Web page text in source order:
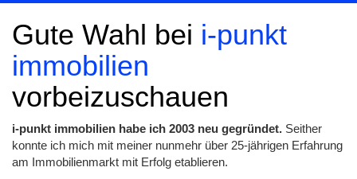
Gute Wahl bei i-punkt
immobilien
vorbeizuschauen
i-punkt immobilien habe ich 2003 neu gegründet. Seither
konnte ich mich mit meiner nunmehr über 25-jährigen Erfahrung
am Immobilienmarkt mit Erfolg etablieren.